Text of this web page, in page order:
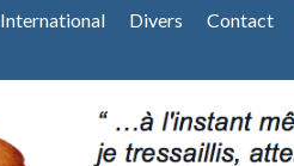
International Divers Contact